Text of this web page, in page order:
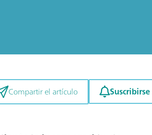
Compartir el artículo Suscribirse